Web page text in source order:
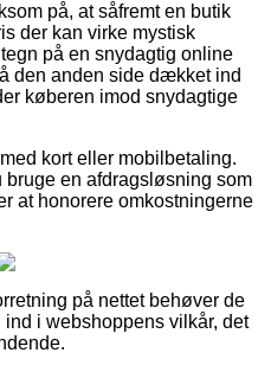
på, at såfremt en butik
der kan virke mystisk
på en snydagtig online
den anden side dækket ind
køberen imod snydagtige
kort eller mobilbetaling.
en afdragsløsning som
at honorere omkostningerne
på nettet behøver de
i webshoppens vilkår, det